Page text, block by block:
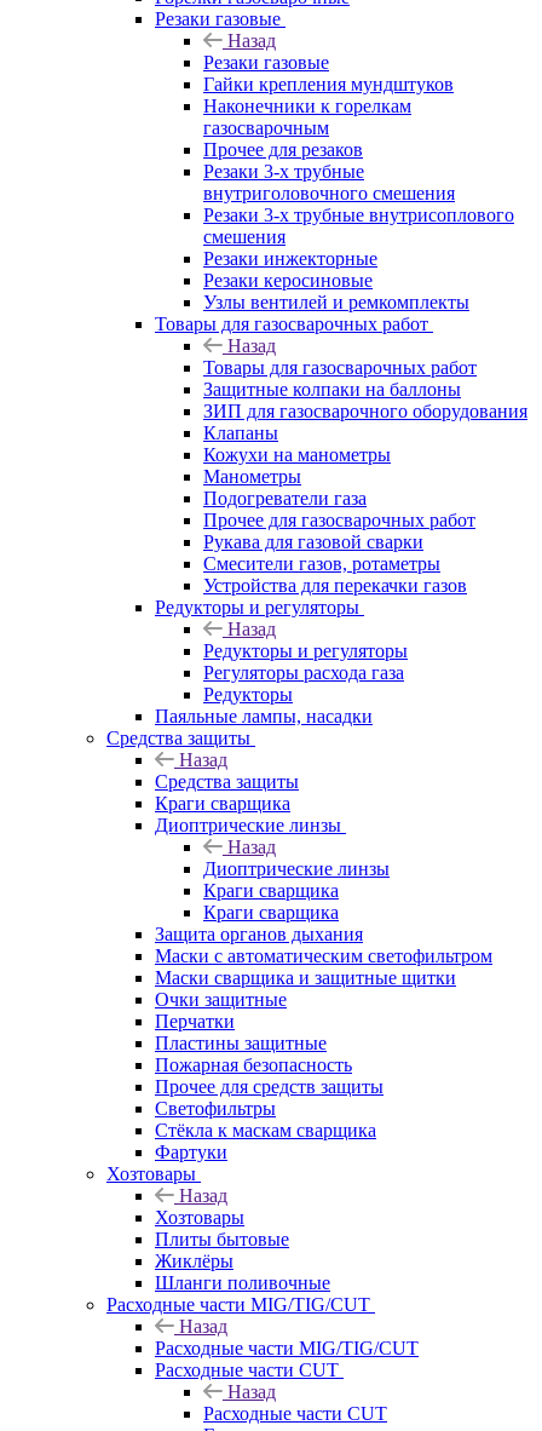
Резаки газовые
Назад
Резаки газовые
Гайки крепления мундштуков
Наконечники к горелкам
газосварочным
Прочее для резаков
Резаки 3-х трубные
внутриголовочного смешения
Резаки 3-х трубные внутрисоплового
смешения
Резаки инжекторные
Резаки керосиновые
Узлы вентилей и ремкомплекты
Товары для газосварочных работ
Назад
Товары для газосварочных работ
Защитные колпаки на баллоны
ЗИП для газосварочного оборудования
Клапаны
Кожухи на манометры
Манометры
Подогреватели газа
Прочее для газосварочных работ
Рукава для газовой сварки
Смесители газов, ротаметры
Устройства для перекачки газов
Редукторы и регуляторы
Назад
Редукторы и регуляторы
Регуляторы расхода газа
Редукторы
Паяльные лампы, насадки
Средства защиты
Назад
Средства защиты
Краги сварщика
Диоптрические линзы
Назад
Диоптрические линзы
Краги сварщика
Краги сварщика
Защита органов дыхания
Маски с автоматическим светофильтром
Маски сварщика и защитные щитки
Очки защитные
Перчатки
Пластины защитные
Пожарная безопасность
Прочее для средств защиты
Светофильтры
Стёкла к маскам сварщика
Фартуки
Хозтовары
Назад
Хозтовары
Плиты бытовые
Жиклёры
Шланги поливочные
Расходные части MIG/TIG/CUT
Назад
Расходные части MIG/TIG/CUT
Расходные части CUT
Назад
Расходные части CUT